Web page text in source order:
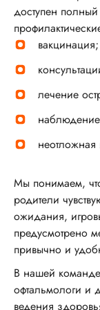
доступен
вакцинация;
лечение
Мы понимаем,
родители
ожидания,
предусмотрено
привычно и
В нашей команде
офтальмологи и
ведения